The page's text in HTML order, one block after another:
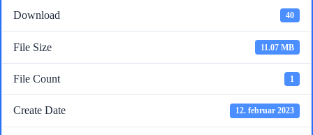
Download 40
File Size 11.07 MB
File Count 1
Create Date 12. februar 2023